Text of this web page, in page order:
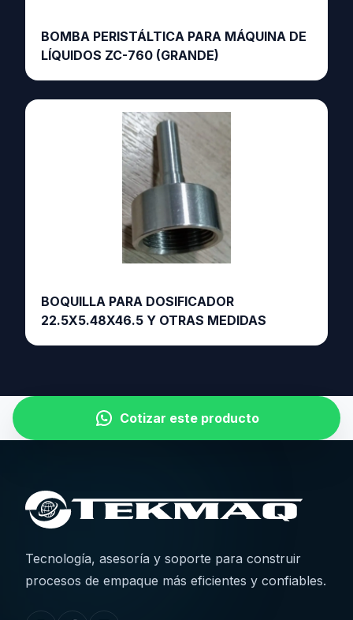
BOMBA PERISTÁLTICA PARA MÁQUINA DE
LÍQUIDOS ZC-760 (GRANDE)
BOQUILLA PARA DOSIFICADOR
22.5X5.48X46.5 Y OTRAS MEDIDAS
Cotizar este producto
Tecnología, asesoría y soporte para construir
procesos de empaque más eficientes y confiables.